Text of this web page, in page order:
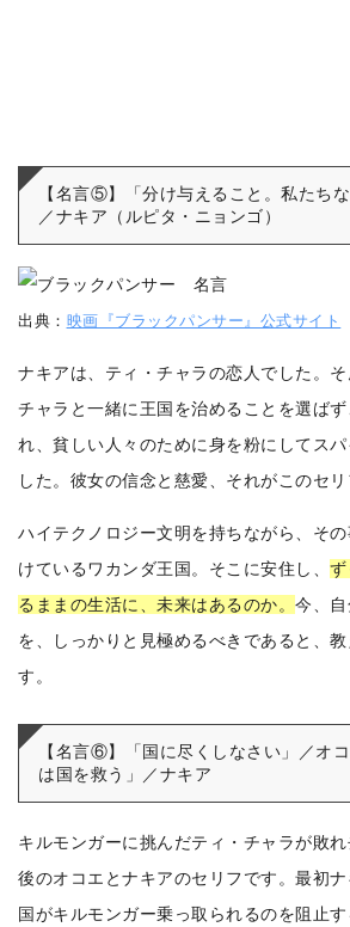
【名言⑤】「分け与えること。私たち
／ナキア（ルピタ・ニョンゴ）
出典： 映画『ブラックパンサー』公式サイト
ナキアは、ティ・チャラの恋人でした。そ
チャラと一緒に王国を治めることを選ば
れ、貧しい人々のために身を粉にしてス
した。 彼女の信念と慈愛、それがこのセリ
ハイテクノロジー文明を持ちながら、そ
けているワカンダ王国。 そこに安住し、
るままの生活に、未来はあるのか。今、
を、しっかりと見極めるべきであると、
す。
【名言⑥】「国に尽くしなさい」／オ
は国を救う」／ナキア
キルモンガーに挑んだティ・チャラが敗
後のオコエとナキアのセリフです。最初
国がキルモンガー乗っ取られるのを阻止